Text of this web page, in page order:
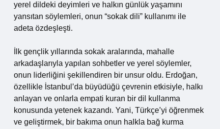
yerel dildeki deyimleri ve halkın günlük yaşamını
yansıtan söylemleri, onun “sokak dili” kullanımı ile
adeta özdeşleşti.
İlk gençlik yıllarında sokak aralarında, mahalle
arkadaşlarıyla yapılan sohbetler ve yerel söylemler,
onun liderliğini şekillendiren bir unsur oldu. Erdoğan,
özellikle İstanbul’da büyüdüğü çevrenin etkisiyle, halkı
anlayan ve onlarla empati kuran bir dil kullanma
konusunda yetenek kazandı. Yani, Türkçe’yi öğrenmek
ve geliştirmek, bir bakıma onun halkla bağ kurma